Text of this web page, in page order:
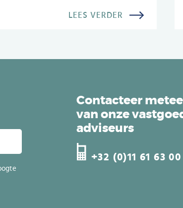
LEES VERDER
Contacteer
van onze
adviseurs
+32 (0)11 61 63 00